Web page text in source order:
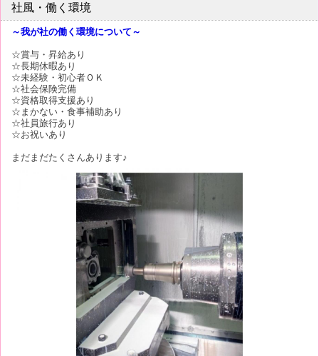
社風・働く環境
～我が社の働く環境について～
☆賞与・昇給あり
☆長期休暇あり
☆未経験・初心者ＯＫ
☆社会保険完備
☆資格取得支援あり
☆まかない・食事補助あり
☆社員旅行あり
☆お祝いあり
まだまだたくさんあります♪